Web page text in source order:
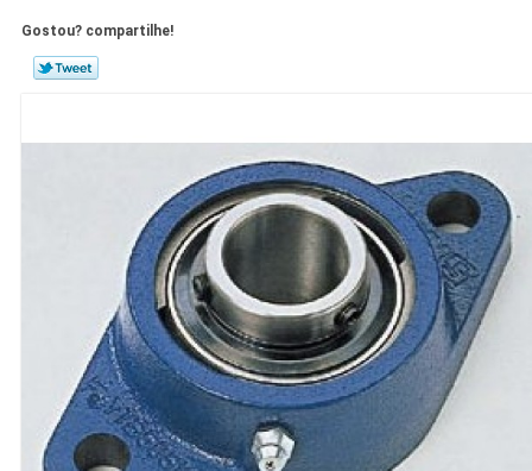
Gostou? compartilhe!